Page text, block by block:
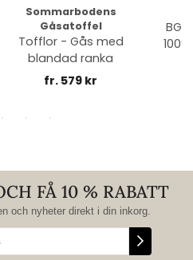
Sommarbodens
Gåsatoffel
Tofflor - Gås med
blandad ranka
fr. 579 kr
FÅ 10 % RABATT
och nyheter direkt i din inkorg.